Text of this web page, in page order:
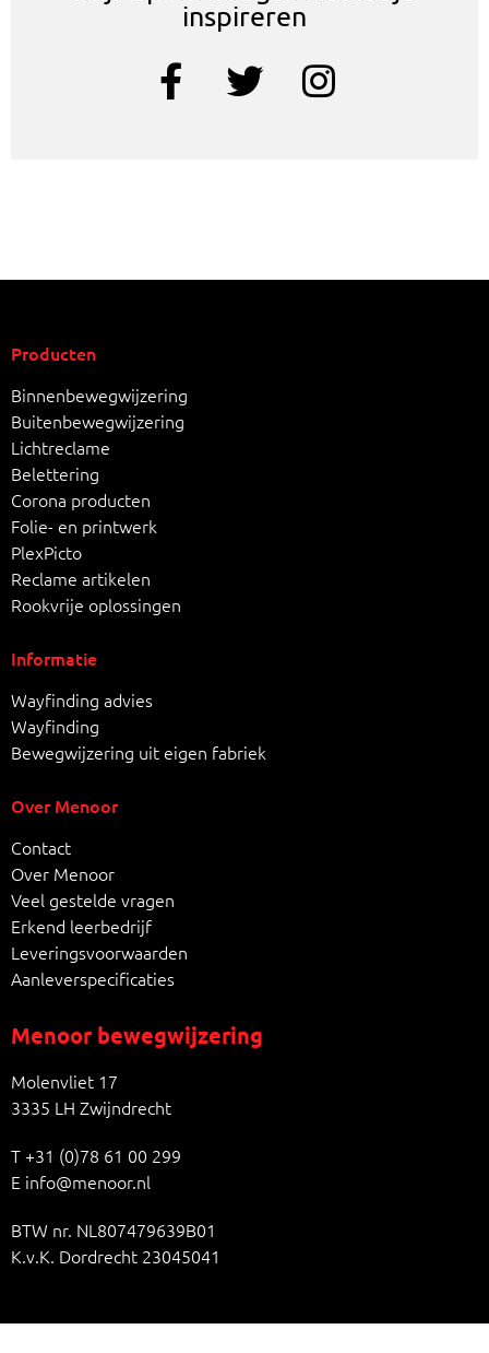
inspireren
Producten
Binnenbewegwijzering
Buitenbewegwijzering
Lichtreclame
Belettering
Corona producten
Folie- en printwerk
PlexPicto
Reclame artikelen
Rookvrije oplossingen
Informatie
Wayfinding advies
Wayfinding
Bewegwijzering uit eigen fabriek
Over Menoor
Contact
Over Menoor
Veel gestelde vragen
Erkend leerbedrijf
Leveringsvoorwaarden
Aanleverspecificaties
Menoor bewegwijzering
Molenvliet 17
3335 LH Zwijndrecht
T+31 (0)78 61 00 299
E info@menoor.nl
BTW nr. NL807479639B01
K.v.K. Dordrecht 23045041